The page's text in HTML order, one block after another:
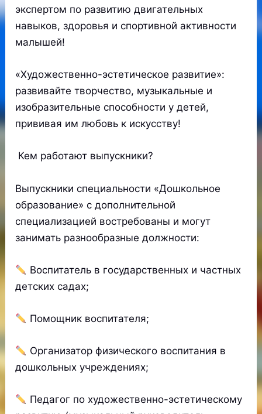
экспертом по развитию двигательных
навыков, здоровья и спортивной активности
малышей!
«Художественно-эстетическое развитие»:
развивайте творчество, музыкальные и
изобразительные способности у детей,
прививая им любовь к искусству!
Кем работают выпускники?
Выпускники специальности «Дошкольное
образование» с дополнительной
специализацией востребованы и могут
занимать разнообразные должности:
Воспитатель в государственных и частных
детских садах;
Помощник воспитателя;
Организатор физического воспитания в
дошкольных учреждениях;
Педагог по художественно-эстетическому